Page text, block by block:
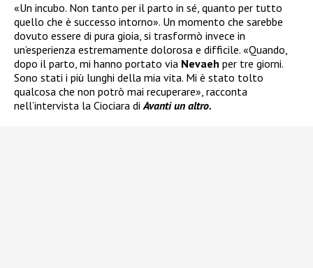
«Un incubo. Non tanto per il parto in sé, quanto per tutto
quello che è successo intorno». Un momento che sarebbe
dovuto essere di pura gioia, si trasformò invece in
un’esperienza estremamente dolorosa e difficile. «Quando,
dopo il parto, mi hanno portato via Nevaeh per tre giorni.
Sono stati i più lunghi della mia vita. Mi è stato tolto
qualcosa che non potrò mai recuperare», racconta
nell’intervista la Ciociara diAvanti un altro.